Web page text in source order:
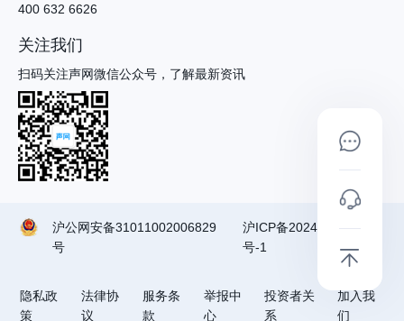
400 632 6626
关注我们
扫码关注声网微信公众号，了解最新资讯
沪公网安备31011002006829
号
沪ICP备2024090791
号-1
隐私政
策
法律协
议
服务条
款
举报中
心
投资者关
系
加入我
们